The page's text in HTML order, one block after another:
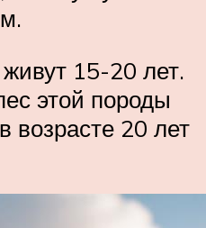
15-20 лет.
этой породы
возрасте 20 лет